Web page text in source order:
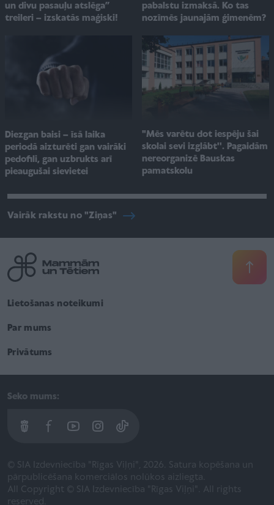
un divu pasauļu atslēga”
treileri – izskatās maģiski!
pabalstu izmaksā. Ko tas
nozīmēs jaunajām ģimenēm?
Diezgan baisi – īsā laika
periodā aizturēti gan vairāki
pedofili, gan uzbrukts arī
pieaugušai sievietei
"Mēs varētu dot iespēju šai
skolai sevi izglābt''. Pagaidām
nereorganizē Bauskas
pamatskolu
Vairāk rakstu no "Ziņas"
Lietošanas noteikumi
Par mums
Privātums
Seko mums:
© SIA Izdevniecība "Rīgas Viļņi", 2026. Satura kopēšana un
pārpublicēšana komerciālos nolūkos aizliegta.
All Copyright © SIA Izdevniecība "Rīgas Viļņi". All rights
reserved.